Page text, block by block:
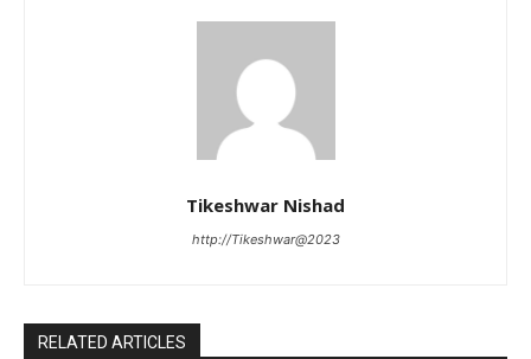
Tikeshwar Nishad
http://Tikeshwar@2023
RELATED ARTICLES